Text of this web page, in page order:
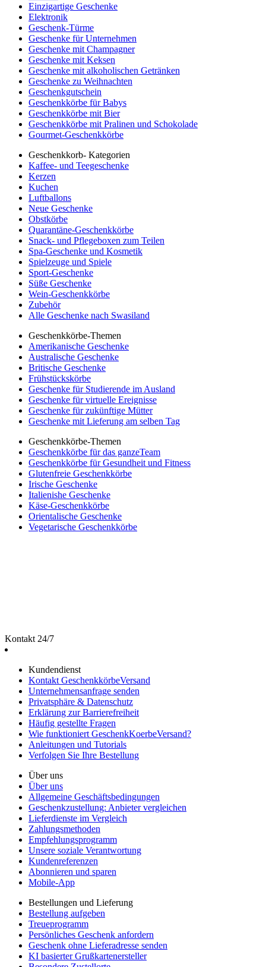
Einzigartige Geschenke
Elektronik
Geschenk-Türme
Geschenke für Unternehmen
Geschenke mit Champagner
Geschenke mit Keksen
Geschenke mit alkoholischen Getränken
Geschenke zu Weihnachten
Geschenkgutschein
Geschenkkörbe für Babys
Geschenkkörbe mit Bier
Geschenkkörbe mit Pralinen und Schokolade
Gourmet-Geschenkkörbe
Geschenkkorb- Kategorien
Kaffee- und Teegeschenke
Kerzen
Kuchen
Luftballons
Neue Geschenke
Obstkörbe
Quarantäne-Geschenkkörbe
Snack- und Pflegeboxen zum Teilen
Spa-Geschenke und Kosmetik
Spielzeuge und Spiele
Sport-Geschenke
Süße Geschenke
Wein-Geschenkkörbe
Zubehör
Alle Geschenke nach Swasiland
Geschenkkörbe-Themen
Amerikanische Geschenke
Australische Geschenke
Britische Geschenke
Frühstückskörbe
Geschenke für Studierende im Ausland
Geschenke für virtuelle Ereignisse
Geschenke für zukünftige Mütter
Geschenke mit Lieferung am selben Tag
Geschenkkörbe-Themen
Geschenkkörbe für das ganzeTeam
Geschenkkörbe für Gesundheit und Fitness
Glutenfreie Geschenkkörbe
Irische Geschenke
Italienishe Geschenke
Käse-Geschenkkörbe
Orientalische Geschenke
Vegetarische Geschenkkörbe
Kontakt 24/7
Kundendienst
Kontakt GeschenkkörbeVersand
Unternehmensanfrage senden
Privatsphäre & Datenschutz
Erklärung zur Barrierefreiheit
Häufig gestellte Fragen
Wie funktioniert GeschenkKoerbeVersand?
Anleitungen und Tutorials
Verfolgen Sie Ihre Bestellung
Über uns
Über uns
Allgemeine Geschäftsbedingungen
Geschenkzustellung: Anbieter vergleichen
Lieferdienste im Vergleich
Zahlungsmethoden
Empfehlungsprogramm
Unsere soziale Verantwortung
Kundenreferenzen
Abonnieren und sparen
Mobile-App
Bestellungen und Lieferung
Bestellung aufgeben
Treueprogramm
Persönliches Geschenk anfordern
Geschenk ohne Lieferadresse senden
KI basierter Grußkartenersteller